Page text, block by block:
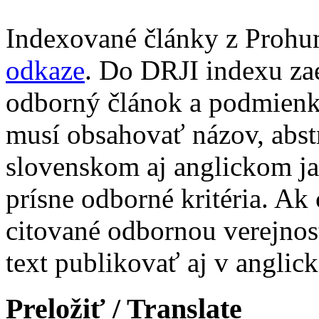
Indexované články z
odkaze. Do DRJI indexu
odborný článok a
musí obsahovať názov,
slovenskom aj anglickom
prísne odborné kritéria. Ak
citované odbornou
text publikovať aj v
Preložiť / Translate